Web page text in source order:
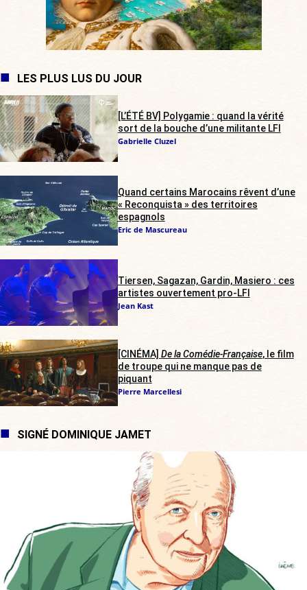
LES PLUS LUS DU JOUR
[L’ÉTÉ BV] Polygamie : quand la vérité
sort de la bouche d’une militante LFI
Gabrielle Cluzel
Quand certains Marocains rêvent d’une
« Reconquista » des territoires
espagnols
Eric de Mascureau
Tiersen, Sagazan, Gardin, Masiero : ces
artistes ouvertement pro-LFI
Jean Kast
[CINÉMA] De la Comédie-Française, le film
de troupe qui ne manque pas de
piquant
Pierre Marcellesi
SIGNÉ DOMINIQUE JAMET